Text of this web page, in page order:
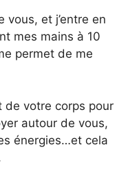
vous, et j’entre en
mes mains à 10
permet de me
de votre corps pour
autour de vous,
énergies…et cela